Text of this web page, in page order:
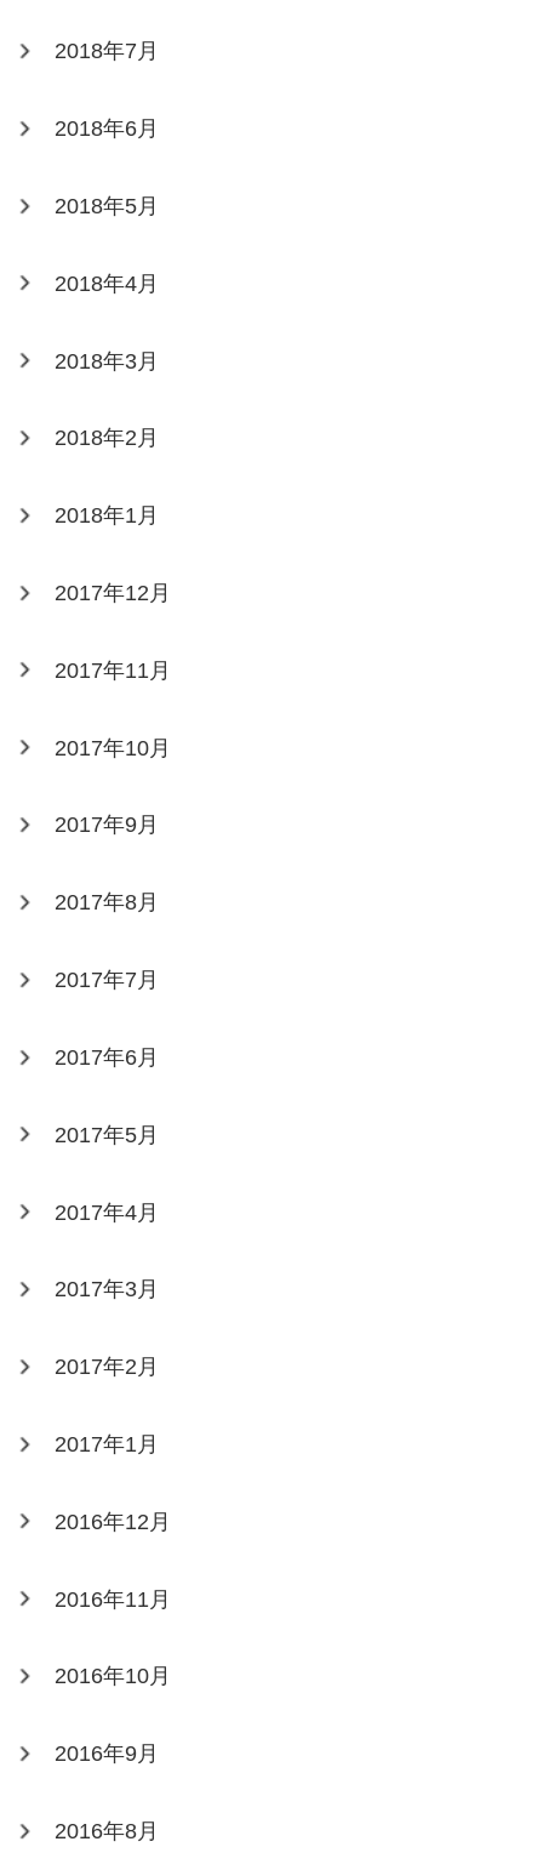
2018年7月
2018年6月
2018年5月
2018年4月
2018年3月
2018年2月
2018年1月
2017年12月
2017年11月
2017年10月
2017年9月
2017年8月
2017年7月
2017年6月
2017年5月
2017年4月
2017年3月
2017年2月
2017年1月
2016年12月
2016年11月
2016年10月
2016年9月
2016年8月